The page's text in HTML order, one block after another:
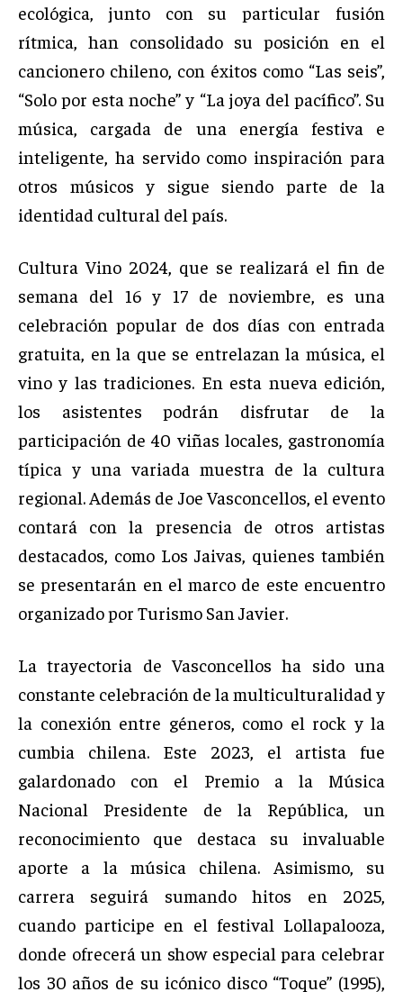
ecológica, junto con su particular fusión
rítmica, han consolidado su posición en el
cancionero chileno, con éxitos como “Las seis”,
“Solo por esta noche” y “La joya del pacífico”. Su
música, cargada de una energía festiva e
inteligente, ha servido como inspiración para
otros músicos y sigue siendo parte de la
identidad cultural del país.
Cultura Vino 2024, que se realizará el fin de
semana del 16 y 17 de noviembre, es una
celebración popular de dos días con entrada
gratuita, en la que se entrelazan la música, el
vino y las tradiciones. En esta nueva edición,
los asistentes podrán disfrutar de la
participación de 40 viñas locales, gastronomía
típica y una variada muestra de la cultura
regional. Además de Joe Vasconcellos, el evento
contará con la presencia de otros artistas
destacados, como Los Jaivas, quienes también
se presentarán en el marco de este encuentro
organizado por Turismo San Javier.
La trayectoria de Vasconcellos ha sido una
constante celebración de la multiculturalidad y
la conexión entre géneros, como el rock y la
cumbia chilena. Este 2023, el artista fue
galardonado con el Premio a la Música
Nacional Presidente de la República, un
reconocimiento que destaca su invaluable
aporte a la música chilena. Asimismo, su
carrera seguirá sumando hitos en 2025,
cuando participe en el festival Lollapalooza,
donde ofrecerá un show especial para celebrar
los 30 años de su icónico disco “Toque” (1995),